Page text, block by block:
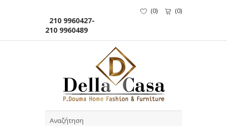
210 9960427-
210 9960489
(0) (0)